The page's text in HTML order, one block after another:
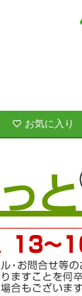
お気に入り